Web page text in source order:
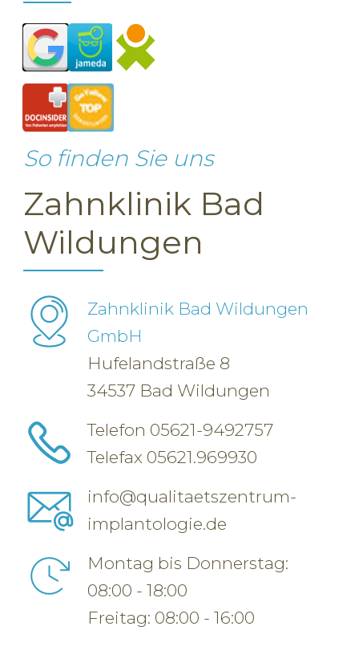
So finden Sie uns
Zahnklinik Bad
Wildungen
Zahnklinik Bad Wildungen
GmbH
Hufelandstraße 8
34537 Bad Wildungen
Telefon 05621-9492757
Telefax 05621.969930
info@qualitaetszentrum-
implantologie.de
Montag bis Donnerstag:
08:00 - 18:00
Freitag: 08:00 - 16:00